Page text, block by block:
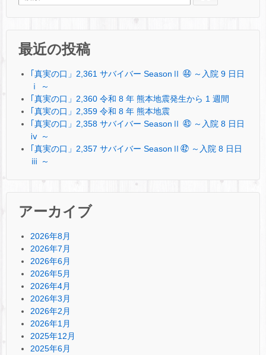
最近の投稿
｢真実の口」2,361 サバイバー SeasonⅡ ㊹ ～入院 9 日日
ⅰ ～
｢真実の口」2,360 令和 8 年 熊本地震発生から 1 週間
｢真実の口」2,359 令和 8 年 熊本地震
｢真実の口」2,358 サバイバー SeasonⅡ ㊸ ～入院 8 日日
ⅳ ～
｢真実の口」2,357 サバイバー SeasonⅡ㊷ ～入院 8 日日
ⅲ ～
アーカイブ
2026年8月
2026年7月
2026年6月
2026年5月
2026年4月
2026年3月
2026年2月
2026年1月
2025年12月
2025年6月